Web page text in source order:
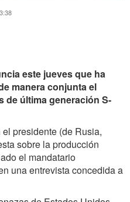
este jueves que ha
manera conjunta el
de última generación S-
presidente (de Rusia,
sobre la producción
el mandatario
una entrevista concedida a